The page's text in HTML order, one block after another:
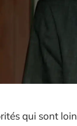
qui sont